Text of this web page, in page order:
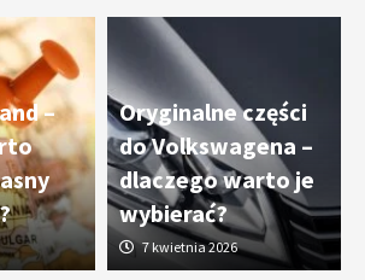
–
Oryginalne części
do Volkswagena –
dlaczego warto je
wybierać?
7 kwietnia 2026
technologie precyzyjnej
materiałów
inteligencja wyprze pracę
w przyszłości?
aplikacji internetowych – jak